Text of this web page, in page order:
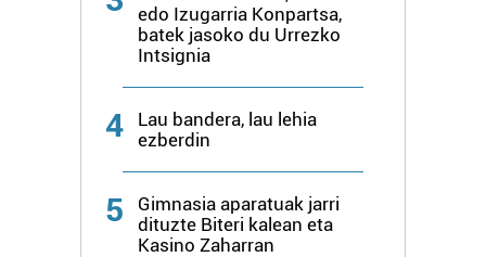
edo Izugarria Konpartsa,
batek jasoko du Urrezko
Intsignia
4
Lau bandera, lau lehia
ezberdin
5
Gimnasia aparatuak jarri
dituzte Biteri kalean eta
Kasino Zaharran